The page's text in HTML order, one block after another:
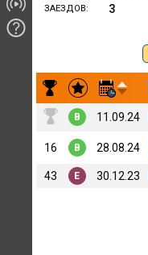
ЗАЕЗДОВ 3
Результаты заездов Vyacheslav Sokolov
B 11.09.24
16 B 28.08.24
43 E 30.12.23